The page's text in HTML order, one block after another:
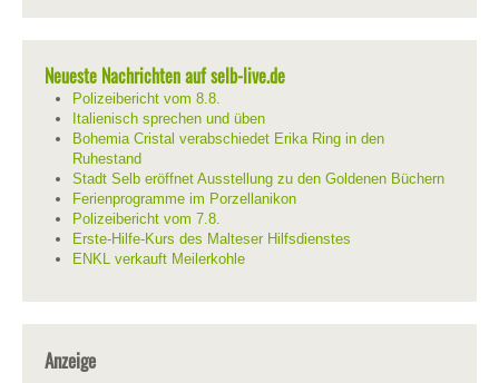
Neueste Nachrichten auf selb-live.de
Polizeibericht vom 8.8.
Italienisch sprechen und üben
Bohemia Cristal verabschiedet Erika Ring in den
Ruhestand
Stadt Selb eröffnet Ausstellung zu den Goldenen Büchern
Ferienprogramme im Porzellanikon
Polizeibericht vom 7.8.
Erste-Hilfe-Kurs des Malteser Hilfsdienstes
ENKL verkauft Meilerkohle
Anzeige